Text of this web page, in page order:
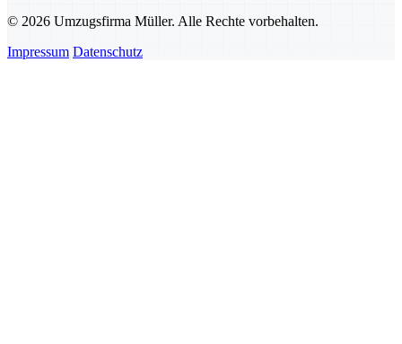
© 2026 Umzugsfirma Müller. Alle Rechte vorbehalten.
Impressum Datenschutz